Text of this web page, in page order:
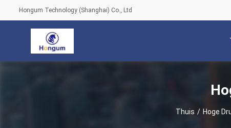
Hongum Technology (Shanghai) Co., Ltd
Thuis / Hoge